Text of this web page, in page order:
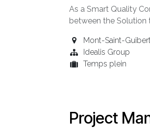
As a Smart Quality
between the Solution
Mont-Saint-
Idealis Group
Temps plein
Project